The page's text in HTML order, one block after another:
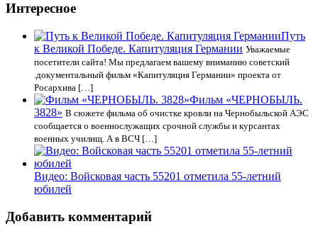
Интересное
Путь
к Великой Победе. Капитуляция Германии Уважаемые
посетители сайта! Мы предлагаем вашему вниманию советский
.документальный фильм «Капитуляция Германии» проекта от
Росархива […]
Фильм «ЧЕРНОБЫЛЬ.
3828» В сюжете фильма об очистке кровли на Чернобыльской АЭС
сообщается о военнослужащих срочной службы и курсантах
военных училищ. А в ВСЧ […]
Видео: Войсковая часть 55201 отметила 55-летний
юбилей
Добавить комментарий